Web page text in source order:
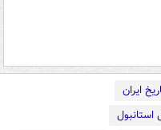
ایران
استانبول